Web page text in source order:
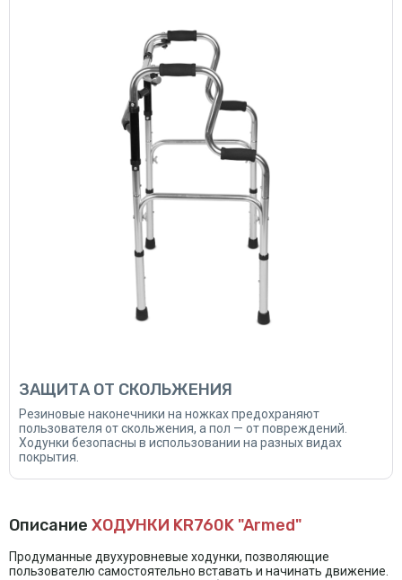
ЗАЩИТА ОТ СКОЛЬЖЕНИЯ
Резиновые наконечники на ножках предохраняют
пользователя от скольжения, а пол — от повреждений.
Ходунки безопасны в использовании на разных видах
покрытия.
Описание ХОДУНКИ KR760K "Armed"
Продуманные двухуровневые ходунки, позволяющие
пользователю самостоятельно вставать и начинать движение.